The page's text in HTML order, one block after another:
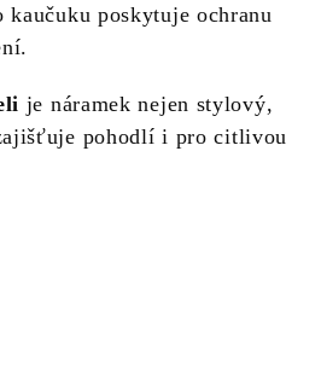
kaučuku poskytuje ochranu
je náramek nejen stylový,
pohodlí i pro citlivou